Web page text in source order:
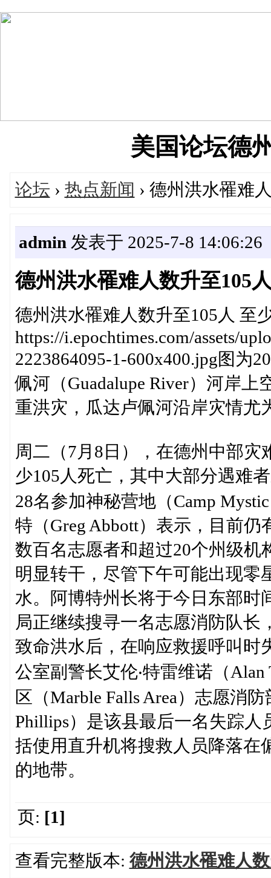
美国论坛德
论坛 › 热点新闻 › 德州洪水罹难
admin 发表于 2025-7-8 14:06:26
德州洪水罹难人数升至105
德州洪水罹难人数升至105人 至
https://i.epochtimes.com/assets/
2223864095-1-600x400.jpg图为
佩河（Guadalupe River）河岸
重洪灾，瓜达卢佩河沿岸灾情尤
周二（7月8日），在德州中部
少105人死亡，其中大部分遇难
28名参加神秘营地（Camp
特（Greg Abbott）表示，目前
数百名志愿者和超过20个州级
明显转干，尽管下午可能出现零
水。阿博特州长将于今日东部时
局正继续搜寻一名志愿消防队
致命洪水后，在响应救援呼叫时
公室副警长艾伦‧特雷维诺（
区（Marble Falls Area）志愿消
Phillips）是该县最后一名失踪
括使用直升机将搜救人员降落在
的地带。
页: [1]
查看完整版本: 德州洪水罹难人